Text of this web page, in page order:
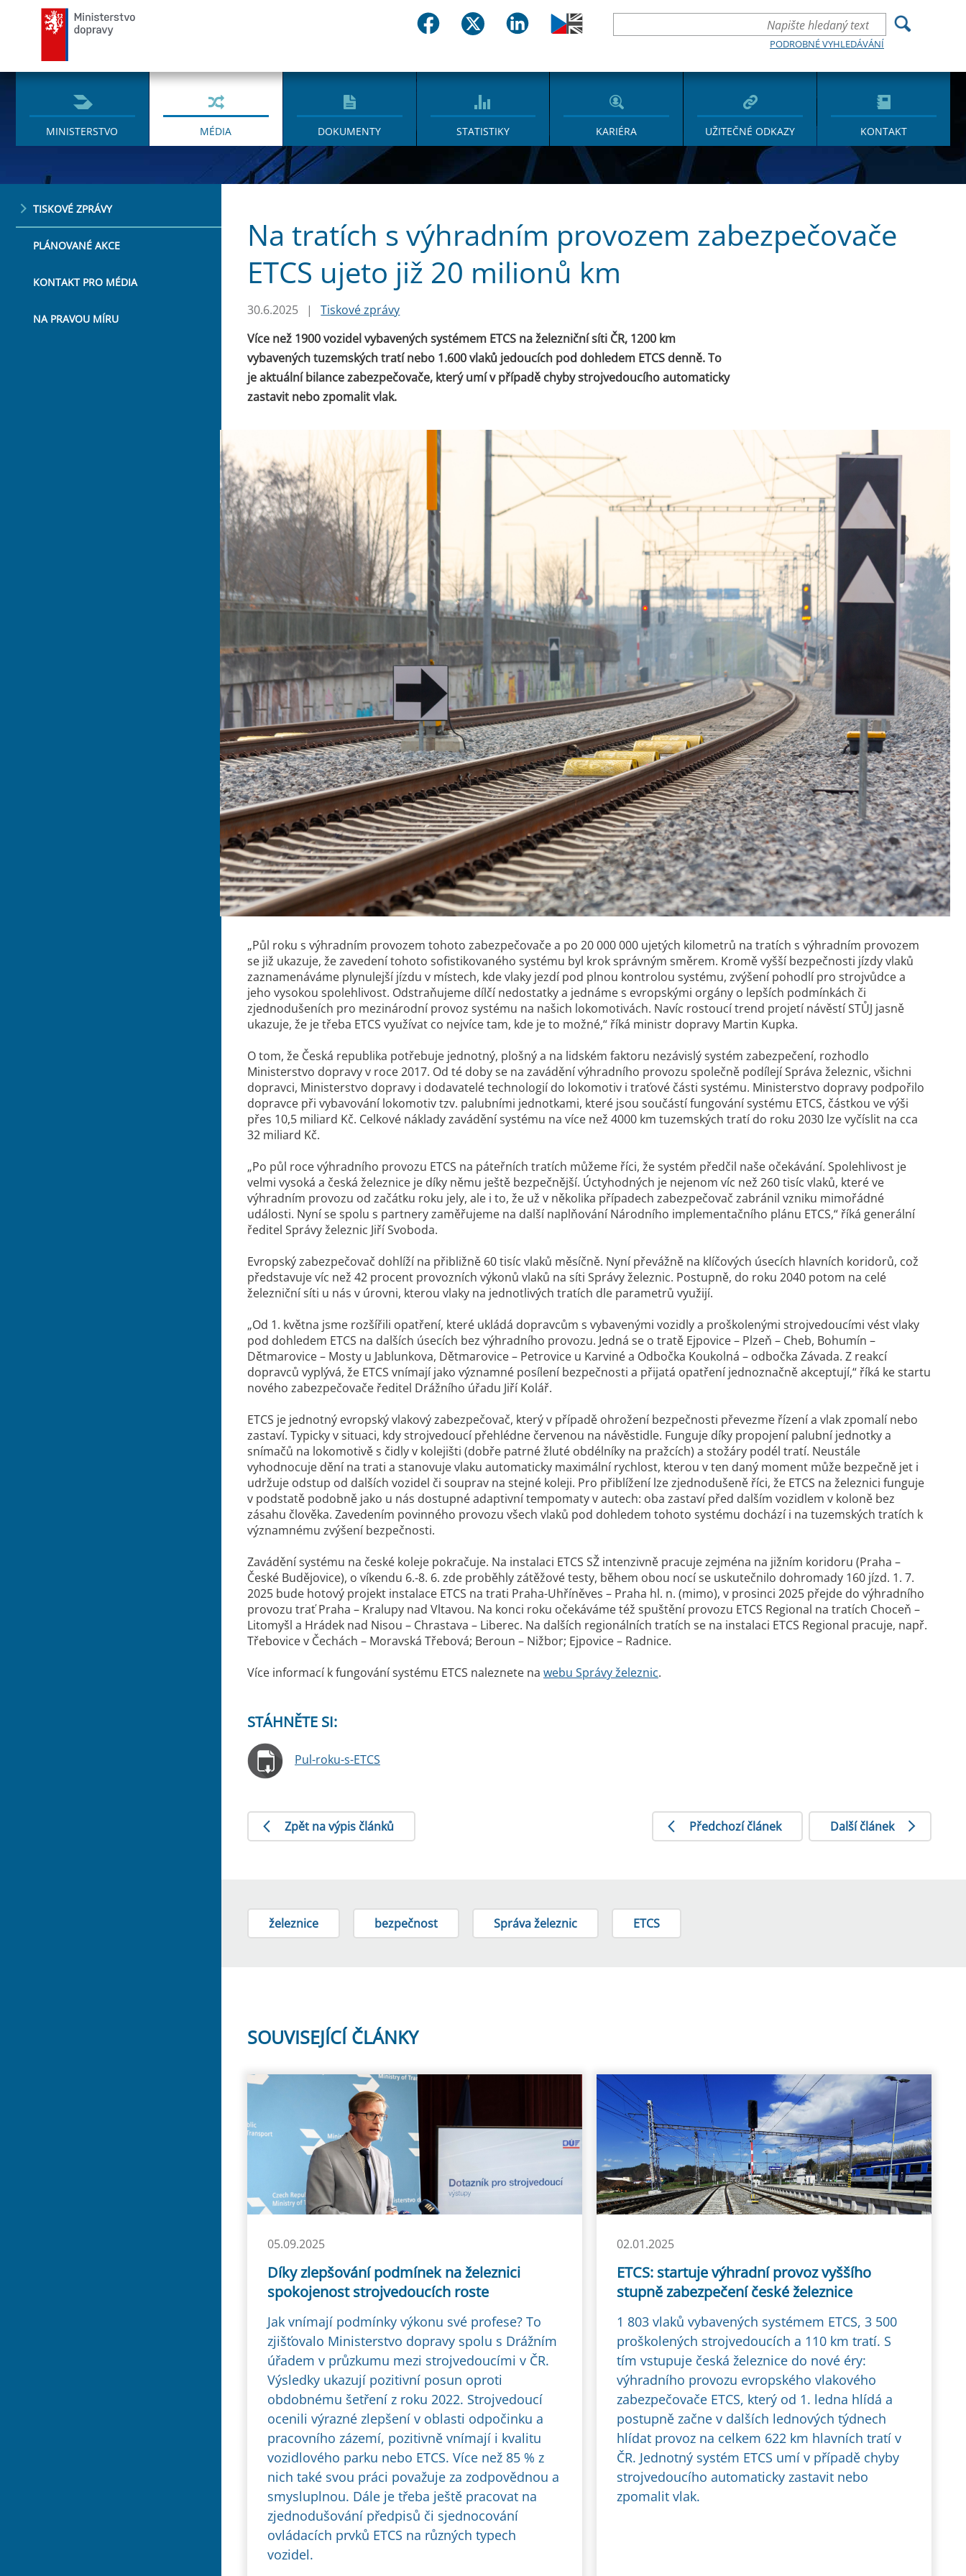
PODROBNÉ VYHLEDÁVÁNÍ
MINISTERSTVO MÉDIA DOKUMENTY STATISTIKY KARIÉRA UŽITEČNÉ ODKAZY KONTAKT
TISKOVÉ ZPRÁVY
PLÁNOVANÉ AKCE
KONTAKT PRO MÉDIA
NA PRAVOU MÍRU
Na tratích s výhradním provozem zabezpečovače
ETCS ujeto již 20 milionů km
30.6.2025 |
Tiskové zprávy
Více než 1900 vozidel vybavených systémem ETCS na železniční síti ČR, 1200 km
vybavených tuzemských tratí nebo 1.600 vlaků jedoucích pod dohledem ETCS denně. To
je aktuální bilance zabezpečovače, který umí v případě chyby strojvedoucího automaticky
zastavit nebo zpomalit vlak.
„Půl roku s výhradním provozem tohoto zabezpečovače a po 20 000 000 ujetých kilometrů na tratích s výhradním provozem
se již ukazuje, že zavedení tohoto sofistikovaného systému byl krok správným směrem. Kromě vyšší bezpečnosti jízdy vlaků
zaznamenáváme plynulejší jízdu v místech, kde vlaky jezdí pod plnou kontrolou systému, zvýšení pohodlí pro strojvůdce a
jeho vysokou spolehlivost. Odstraňujeme dílčí nedostatky a jednáme s evropskými orgány o lepších podmínkách či
zjednodušeních pro mezinárodní provoz systému na našich lokomotivách. Navíc rostoucí trend projetí návěstí STŮJ jasně
ukazuje, že je třeba ETCS využívat co nejvíce tam, kde je to možné,“ říká ministr dopravy Martin Kupka.
O tom, že Česká republika potřebuje jednotný, plošný a na lidském faktoru nezávislý systém zabezpečení, rozhodlo
Ministerstvo dopravy v roce 2017. Od té doby se na zavádění výhradního provozu společně podílejí Správa železnic, všichni
dopravci, Ministerstvo dopravy i dodavatelé technologií do lokomotiv i traťové části systému. Ministerstvo dopravy podpořilo
dopravce při vybavování lokomotiv tzv. palubními jednotkami, které jsou součástí fungování systému ETCS, částkou ve výši
přes 10,5 miliard Kč. Celkové náklady zavádění systému na více než 4000 km tuzemských tratí do roku 2030 lze vyčíslit na cca
32 miliard Kč.
„Po půl roce výhradního provozu ETCS na páteřních tratích můžeme říci, že systém předčil naše očekávání. Spolehlivost je
velmi vysoká a česká železnice je díky němu ještě bezpečnější. Úctyhodných je nejenom víc než 260 tisíc vlaků, které ve
výhradním provozu od začátku roku jely, ale i to, že už v několika případech zabezpečovač zabránil vzniku mimořádné
události. Nyní se spolu s partnery zaměřujeme na další naplňování Národního implementačního plánu ETCS,“ říká generální
ředitel Správy železnic Jiří Svoboda.
Evropský zabezpečovač dohlíží na přibližně 60 tisíc vlaků měsíčně. Nyní převážně na klíčových úsecích hlavních koridorů, což
představuje víc než 42 procent provozních výkonů vlaků na síti Správy železnic. Postupně, do roku 2040 potom na celé
železniční síti u nás v úrovni, kterou vlaky na jednotlivých tratích dle parametrů využijí.
„Od 1. května jsme rozšířili opatření, které ukládá dopravcům s vybavenými vozidly a proškolenými strojvedoucími vést vlaky
pod dohledem ETCS na dalších úsecích bez výhradního provozu. Jedná se o tratě Ejpovice – Plzeň – Cheb, Bohumín –
Dětmarovice – Mosty u Jablunkova, Dětmarovice – Petrovice u Karviné a Odbočka Koukolná – odbočka Závada. Z reakcí
dopravců vyplývá, že ETCS vnímají jako významné posílení bezpečnosti a přijatá opatření jednoznačně akceptují,“ říká ke startu
nového zabezpečovače ředitel Drážního úřadu Jiří Kolář.
ETCS je jednotný evropský vlakový zabezpečovač, který v případě ohrožení bezpečnosti převezme řízení a vlak zpomalí nebo
zastaví. Typicky v situaci, kdy strojvedoucí přehlédne červenou na návěstidle. Funguje díky propojení palubní jednotky a
snímačů na lokomotivě s čidly v kolejišti (dobře patrné žluté obdélníky na pražcích) a stožáry podél tratí. Neustále
vyhodnocuje dění na trati a stanovuje vlaku automaticky maximální rychlost, kterou v ten daný moment může bezpečně jet i
udržuje odstup od dalších vozidel či souprav na stejné koleji. Pro přiblížení lze zjednodušeně říci, že ETCS na železnici funguje
v podstatě podobně jako u nás dostupné adaptivní tempomaty v autech: oba zastaví před dalším vozidlem v koloně bez
zásahu člověka. Zavedením povinného provozu všech vlaků pod dohledem tohoto systému dochází i na tuzemských tratích k
významnému zvýšení bezpečnosti.
Zavádění systému na české koleje pokračuje. Na instalaci ETCS SŽ intenzivně pracuje zejména na jižním koridoru (Praha –
České Budějovice), o víkendu 6.-8. 6. zde proběhly zátěžové testy, během obou nocí se uskutečnilo dohromady 160 jízd. 1. 7.
2025 bude hotový projekt instalace ETCS na trati Praha-Uhříněves – Praha hl. n. (mimo), v prosinci 2025 přejde do výhradního
provozu trať Praha – Kralupy nad Vltavou. Na konci roku očekáváme též spuštění provozu ETCS Regional na tratích Choceň –
Litomyšl a Hrádek nad Nisou – Chrastava – Liberec. Na dalších regionálních tratích se na instalaci ETCS Regional pracuje, např.
Třebovice v Čechách – Moravská Třebová; Beroun – Nižbor; Ejpovice – Radnice.
Více informací k fungování systému ETCS naleznete na webu Správy železnic.
STÁHNĚTE SI:
Pul-roku-s-ETCS
Zpět na výpis článků Předchozí článek Další článek
železnice bezpečnost Správa železnic ETCS
SOUVISEJÍCÍ ČLÁNKY
05.09.2025
Díky zlepšování podmínek na železnici
spokojenost strojvedoucích roste
Jak vnímají podmínky výkonu své profese? To
zjišťovalo Ministerstvo dopravy spolu s Drážním
úřadem v průzkumu mezi strojvedoucími v ČR.
Výsledky ukazují pozitivní posun oproti
obdobnému šetření z roku 2022. Strojvedoucí
ocenili výrazné zlepšení v oblasti odpočinku a
pracovního zázemí, pozitivně vnímají i kvalitu
vozidlového parku nebo ETCS. Více než 85 % z
nich také svou práci považuje za zodpovědnou a
smysluplnou. Dále je třeba ještě pracovat na
zjednodušování předpisů či sjednocování
ovládacích prvků ETCS na různých typech
vozidel.
02.01.2025
ETCS: startuje výhradní provoz vyššího
stupně zabezpečení české železnice
1 803 vlaků vybavených systémem ETCS, 3 500
proškolených strojvedoucích a 110 km tratí. S
tím vstupuje česká železnice do nové éry:
výhradního provozu evropského vlakového
zabezpečovače ETCS, který od 1. ledna hlídá a
postupně začne v dalších lednových týdnech
hlídat provoz na celkem 622 km hlavních tratí v
ČR. Jednotný systém ETCS umí v případě chyby
strojvedoucího automaticky zastavit nebo
zpomalit vlak.